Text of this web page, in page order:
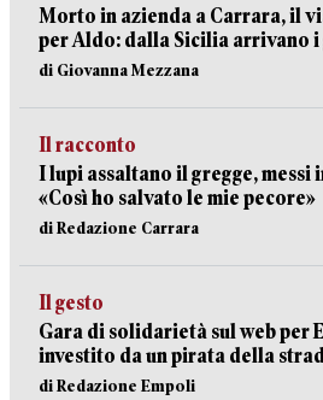
Morto in azienda a Carrara, il
per Aldo: dalla Sicilia arrivano
di Giovanna Mezzana
Il racconto
I lupi assaltano il gregge, messi
«Così ho salvato le mie pecore»
di Redazione Carrara
Il gesto
Gara di solidarietà sul web per
investito da un pirata della
di Redazione Empoli